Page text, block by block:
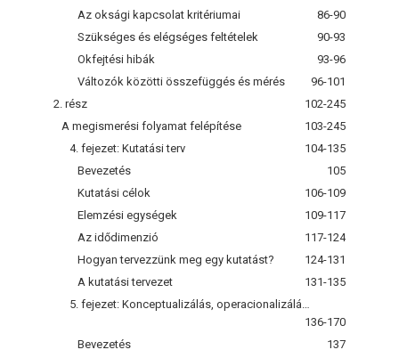
Az oksági kapcsolat kritériumai
86-90
Szükséges és elégséges feltételek
90-93
Okfejtési hibák
93-96
Változók közötti összefüggés és mérés
96-101
2. rész
102-245
A megismerési folyamat felépítése
103-245
4. fejezet: Kutatási terv
104-135
Bevezetés
105
Kutatási célok
106-109
Elemzési egységek
109-117
Az idődimenzió
117-124
Hogyan tervezzünk meg egy kutatást?
124-131
A kutatási tervezet
131-135
136-170
Bevezetés
137